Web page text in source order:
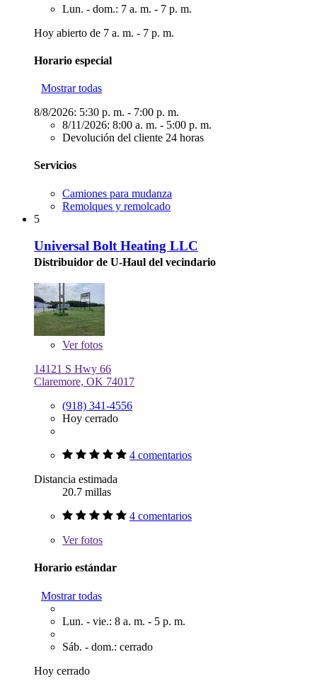
Lun. - dom.: 7 a. m. - 7 p. m.
Hoy abierto de 7 a. m. - 7 p. m.
Horario especial
Mostrar todas
8/8/2026: 5:30 p. m. - 7:00 p. m.
8/11/2026: 8:00 a. m. - 5:00 p. m.
Devolución del cliente 24 horas
Servicios
Camiones para mudanza
Remolques y remolcado
5
Universal Bolt Heating LLC
Distribuidor de U-Haul del vecindario
Verfotos
14121 S Hwy 66
Claremore, OK 74017
(918) 341-4556
Hoy cerrado
4 comentarios
Distancia estimada
20.7 millas
4 comentarios
Verfotos
Horario estándar
Mostrar todas
Lun. - vie.: 8 a. m. - 5 p. m.
Sáb. - dom.: cerrado
Hoy cerrado